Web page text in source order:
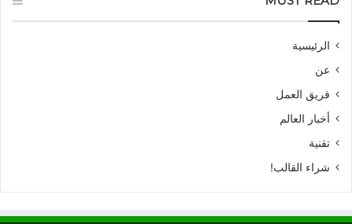
الرئيسية
عن
فريق العمل
أخبار العالم
تقنية
شراء القالب!